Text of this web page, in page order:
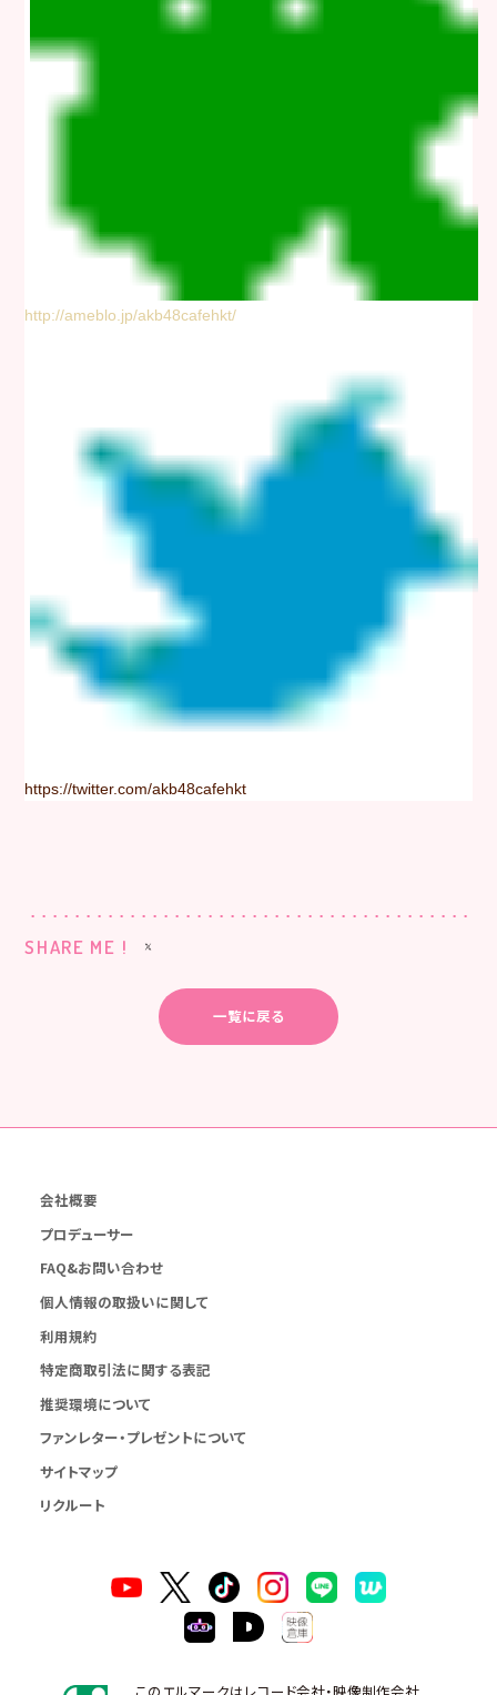
http://ameblo.jp/akb48cafehkt/
https://twitter.com/akb48cafehkt
SHARE ME !
一覧に戻る
会社概要
プロデューサー
FAQ&お問い合わせ
個人情報の取扱いに関して
利用規約
特定商取引法に関する表記
推奨環境について
ファンレター・プレゼントについて
サイトマップ
リクルート